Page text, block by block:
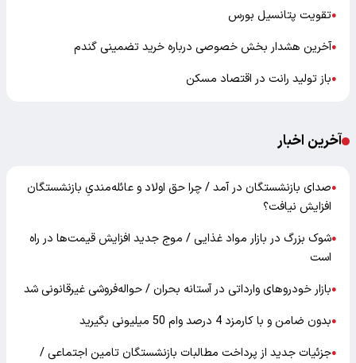
●تقویت پتانسیل بورس
●آخرین هشدار بخش خصوصی درباره خرید تضمینی گندم
●باز تولید رانت در اقتصاد مسکن
آخرین اخبار
●صدای بازنشستگان در آمد / چرا حق اولاد و عائله‌مندیِ بازنشستگان
افزایش نیافت؟
●شوک بزرگ در بازار مواد غذایی / موج جدید افزایش قیمت‌ها در راه
است
●بازار خودرو‌های وارداتی در آستانه بحران / حواله‌فروشی غیرقانونی شد
●بدون ضامن و با کارمزد 4 درصد وام 50 میلیونی بگیرید
●جزئیات جدید از پرداخت مطالبات بازنشستگان تامین اجتماعی /